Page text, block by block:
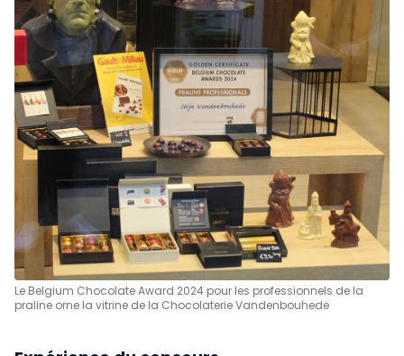
Le Belgium Chocolate Award 2024 pour les professionnels de la
praline orne la vitrine de la Chocolaterie Vandenbouhede